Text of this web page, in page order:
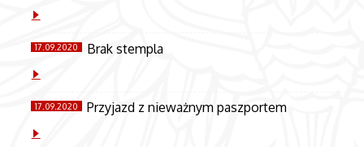
17.09.2020 Brak stempla
17.09.2020 Przyjazd z nieważnym paszportem